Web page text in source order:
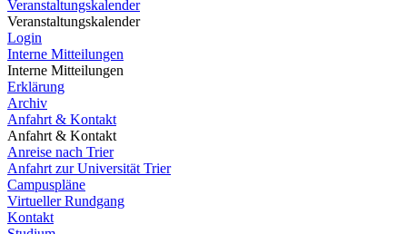
Veranstaltungskalender
Veranstaltungskalender
Login
Interne Mitteilungen
Interne Mitteilungen
Erklärung
Archiv
Anfahrt & Kontakt
Anfahrt & Kontakt
Anreise nach Trier
Anfahrt zur Universität Trier
Campuspläne
Virtueller Rundgang
Kontakt